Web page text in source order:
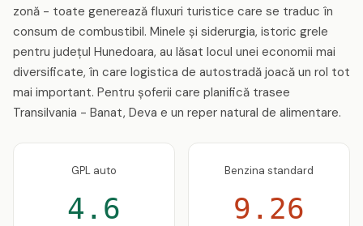
zonă - toate generează fluxuri turistice care se traduc în
consum de combustibil. Minele și siderurgia, istoric grele
pentru județul Hunedoara, au lăsat locul unei economii mai
diversificate, în care logistica de autostradă joacă un rol tot
mai important. Pentru șoferii care planifică trasee
Transilvania - Banat, Deva e un reper natural de alimentare.
GPL auto
4.6
Benzina standard
9.26